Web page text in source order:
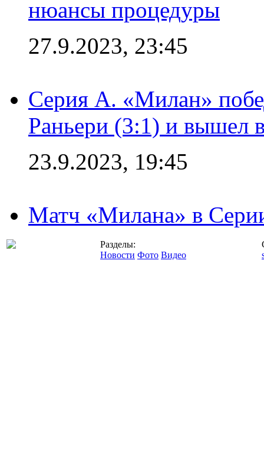
нюансы процедуры
27.9.2023, 23:45
Серия А. «Милан»
Раньери (3:1) и вышел
23.9.2023, 19:45
Матч «Милана» в
Разделы:
Новости Фото Видео